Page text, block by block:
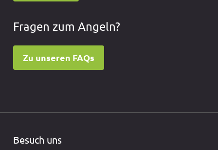
Fragen zum Angeln?
Zu unseren FAQs
Besuch uns